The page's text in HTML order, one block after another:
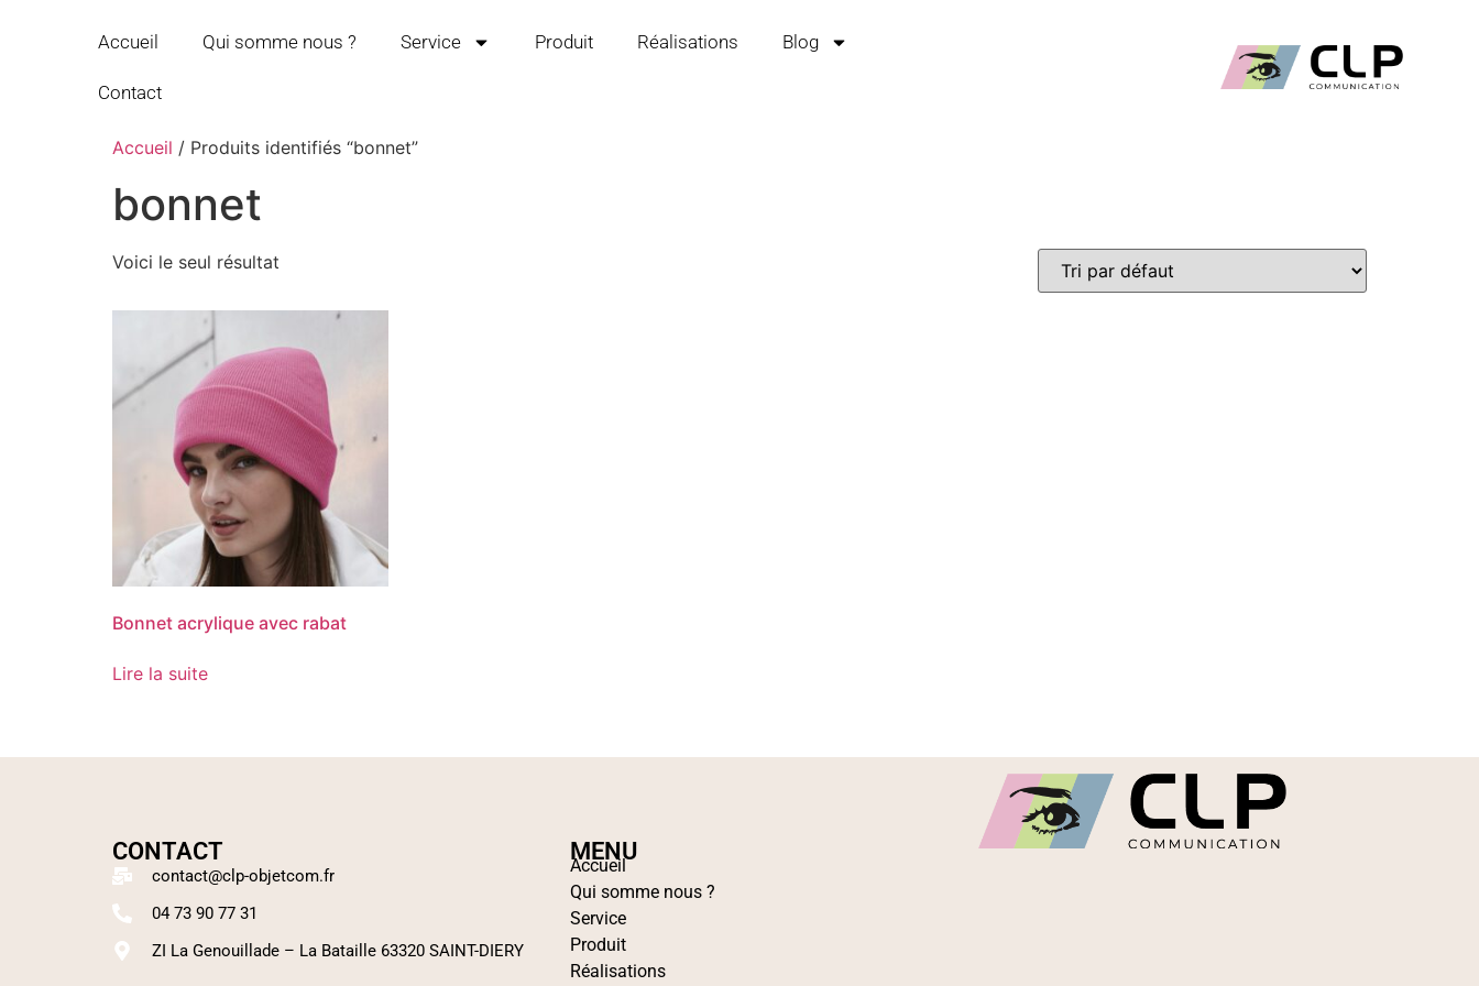
Accueil Qui somme nous ? Service Produit Réalisations Blog
Contact
Accueil / Produits identifiés “bonnet”
bonnet
Voici le seul résultat
Bonnet acrylique avec rabat
Lire la suite
MENU
Accueil
Qui somme nous ?
Service
Produit
Réalisations
CONTACT
contact@clp-objetcom.fr
04 73 90 77 31
ZI La Genouillade – La Bataille 63320 SAINT-DIERY